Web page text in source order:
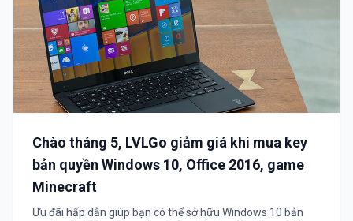
Chào tháng 5, LVLGo giảm giá khi mua key
bản quyền Windows 10, Office 2016, game
Minecraft
Ưu đãi hấp dẫn giúp bạn có thể sở hữu Windows 10 bản